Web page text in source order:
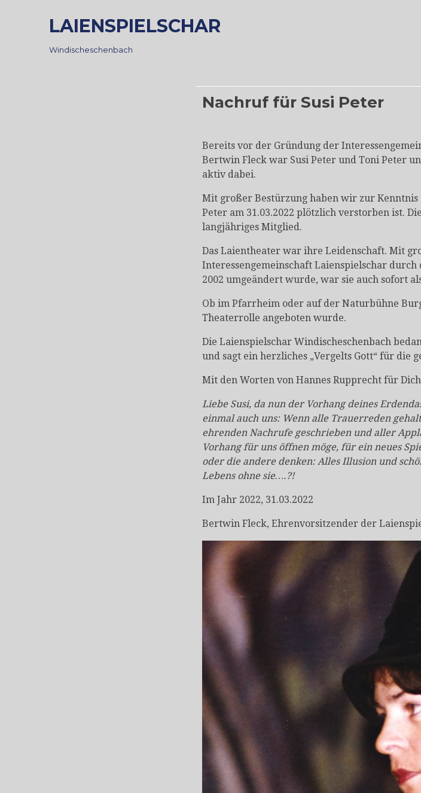
LAIENSPIELSCHAR
Windischeschenbach
Nachruf für Susi Peter
Bereits vor der Gründung der
Bertwin Fleck war Susi Peter und Toni Peter
aktiv dabei.
Mit großer Bestürzung haben wir zur Kenntnis
Peter am 31.03.2022 plötzlich verstorben ist.
langjähriges Mitglied.
Das Laientheater war ihre Leidenschaft. Mit
Interessengemeinschaft Laienspielschar durch
2002 umgeändert wurde, war sie auch sofort
Ob im Pfarrheim oder auf der Naturbühne
Theaterrolle angeboten wurde.
Die Laienspielschar Windischeschenbach
und sagt ein herzliches „Vergelts Gott“ für die
Mit den Worten von Hannes Rupprecht für
Liebe Susi, da nun der Vorhang deines
einmal auch uns: Wenn alle Trauerreden
ehrenden Nachrufe geschrieben und aller
Vorhang für uns öffnen möge, für ein neues
oder die andere denken: Alles Illusion und
Lebens ohne sie….?!
Im Jahr 2022, 31.03.2022
Bertwin Fleck, Ehrenvorsitzender der